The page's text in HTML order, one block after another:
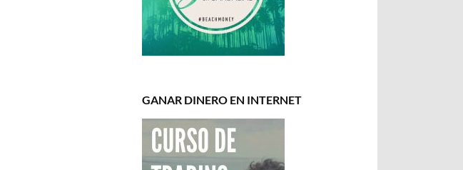
GANAR DINERO EN INTERNET